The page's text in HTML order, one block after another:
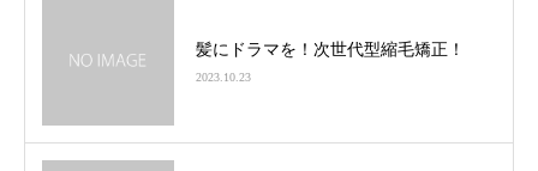
髪にドラマを！次世代型縮毛矯正！
2023.10.23